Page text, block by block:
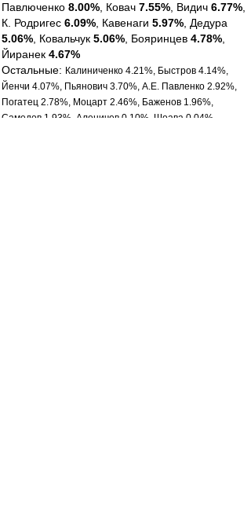
Павлюченко 8.00% , Ковач 7.55% , Видич 6.77%
К. Родригес 6.09% , Кавенаги 5.97% , Дедура
5.06% , Ковальчук 5.06% , Бояринцев 4.78%
Йиранек 4.67%
Остальные: Калиниченко 4.21%, Быстров 4.14%,
Йенчи 4.07%, Пьянович 3.70%, А.Е. Павленко 2.92%,
Погатец 2.78%, Моцарт 2.46%, Баженов 1.96%,
Самедов 1.93%, Аленичев 0.10%, Шоава 0.04%,